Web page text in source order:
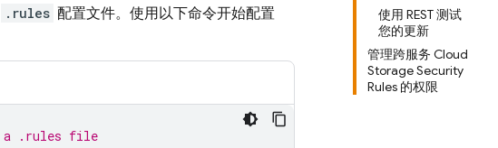
使用 REST 测试
您的更新
管理跨服务 Cloud
Storage Security
Rules 的权限
.rules 配置文件。使用以下命令开始配置
a .rules file